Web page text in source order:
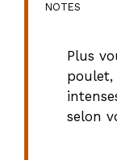
NOTES
Plus
poulet,
selon